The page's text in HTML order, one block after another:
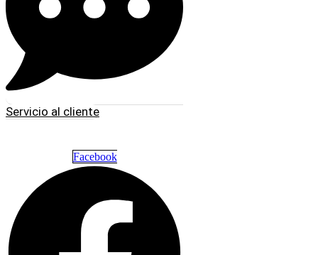
Servicio al cliente
Facebook